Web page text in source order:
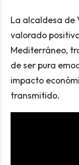
La alcaldesa de
valorado
Mediterráneo,
de ser pura
impacto
transmitido.